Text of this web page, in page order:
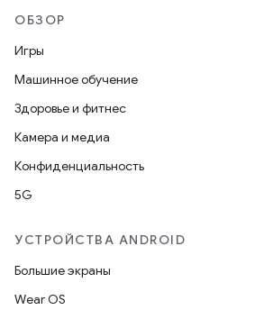
ОБЗОР
Игры
Машинное обучение
Здоровье и фитнес
Камера и медиа
Конфиденциальность
5G
УСТРОЙСТВА ANDROID
Большие экраны
Wear OS